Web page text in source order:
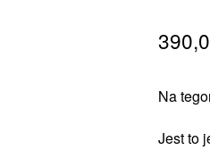
Na
Jest to